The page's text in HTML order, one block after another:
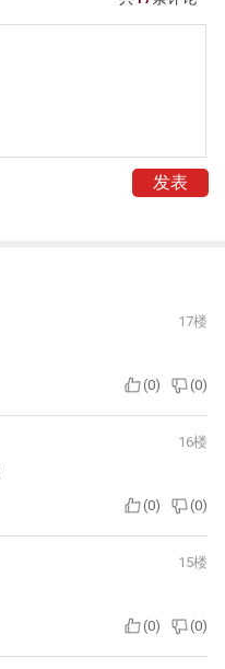
17楼
(0) (0)
16楼
(0) (0)
15楼
(0) (0)